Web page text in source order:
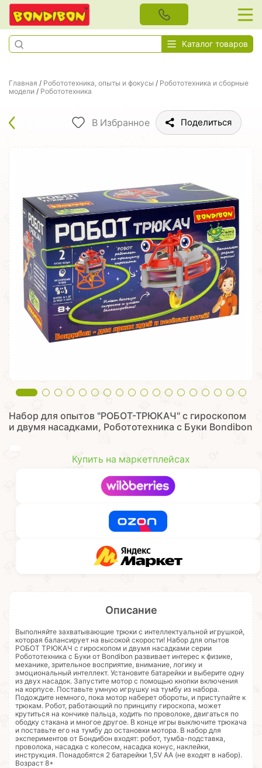
Каталог товаров
Главная / Робототехника, опыты и фокусы / Робототехника и сборные
модели / Робототехника
В Избранное Поделиться
Набор для опытов "РОБОТ-ТРЮКАЧ" с гироскопом
и двумя насадками, Робототехника с Буки Bondibon
Купить на маркетплейсах
Описание
Выполняйте захватывающие трюки с интеллектуальной игрушкой,
которая балансирует на высокой скорости! Набор для опытов
РОБОТ ТРЮКАЧ с гироскопом и двумя насадками серии
Робототехника с Буки от Bondibon развивает интерес к физике,
механике, зрительное восприятие, внимание, логику и
эмоциональный интеллект. Установите батарейки и выберите одну
из двух насадок. Запустите мотор с помощью кнопки включения
на корпусе. Поставьте умную игрушку на тумбу из набора.
Подождите немного, пока мотор наберет обороты, и приступайте к
трюкам. Робот, работающий по принципу гироскопа, может
крутиться на кончике пальца, ходить по проволоке, двигаться по
ободку стакана и многое другое. В конце игры выключите трюкача
и поставьте его на тумбу до остановки мотора. В набор для
экспериментов от Бондибон входят: робот, тумба-подставка,
проволока, насадка с колесом, насадка конус, наклейки,
инструкция. Понадобятся 2 батарейки 1,5V АА (не входят в набор).
Возраст 8+